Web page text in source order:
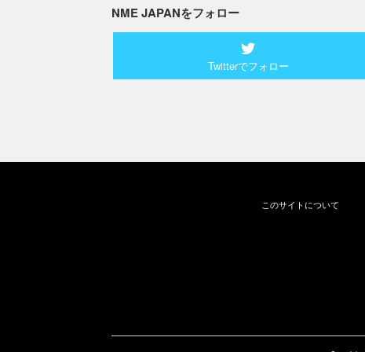
NME JAPANをフォロー
Twitterでフォロー
このサイトについて